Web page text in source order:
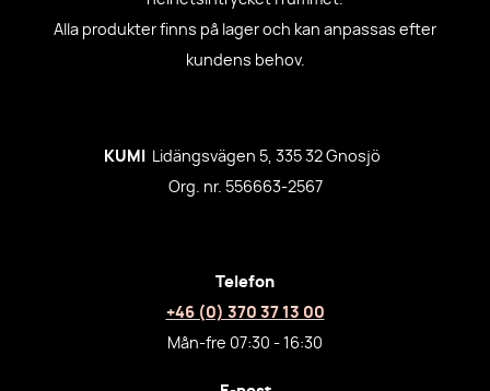
Alla produkter finns på lager och kan anpassas efter
kundens behov.
KUMI
Lidängsvägen 5, 335 32 Gnosjö
Org. nr. 556663-2567
Telefon
+46 (0) 370 37 13 00
Mån-fre 07:30 - 16:30